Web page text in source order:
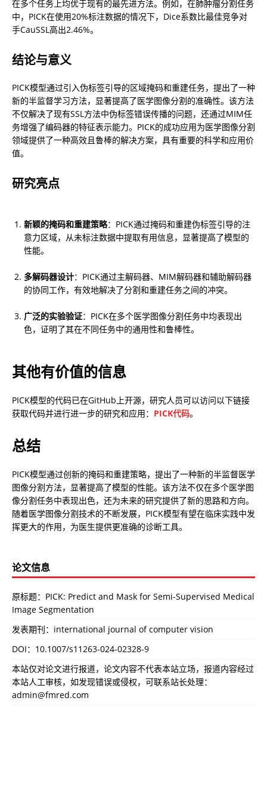
在多个任务上均优于现有的最先进方法。例如，在肺肿瘤分割任务
中，PICK在使用20%标注数据的情况下，Dice系数比最佳竞争对
手CauSSL高出2.46%。
结论与意义
PICK模型通过引入伪标签引导的区域掩码和重建任务，提出了一种
新的半监督学习方法，显著提高了医学图像分割的准确性。该方法
不仅解决了现有SSL方法中伪标签错误传播的问题，还通过MIM任
务增强了编码器的特征表示能力。PICK的成功应用为医学图像分割
领域提供了一种高效且鲁棒的解决方案，具有重要的科学和应用价
值。
研究亮点
新颖的掩码和重建策略：PICK通过掩码和重建伪标签引导的注
意力区域，从未标注数据中提取有用信息，显著提高了模型的
性能。
多解码器设计：PICK通过主解码器、MIM解码器和辅助解码器
的协同工作，有效地解决了分割和重建任务之间的冲突。
广泛的实验验证：PICK在多个医学图像分割任务中均表现出
色，证明了其在不同任务中的通用性和鲁棒性。
其他有价值的信息
PICK模型的代码已在GitHub上开源，研究人员可以访问以下链接
获取代码并进行进一步的研究和应用： PICK代码。
总结
PICK模型通过创新的掩码和重建策略，提出了一种新的半监督医学
图像分割方法，显著提高了模型的性能。该方法不仅在多个医学图
像分割任务中表现出色，还为未来的研究提供了新的思路和方向。
随着医学图像分割技术的不断发展，PICK模型有望在临床实践中发
挥更大的作用，为医生提供更准确的诊断工具。
论文信息
原标题：PICK: Predict and Mask for Semi-Supervised Medical
Image Segmentation
发表期刊：international journal of computer vision
DOI： 10.1007/s11263-024-02328-9
本站仅对论文进行报道，论文内容不代表本站立场，报道内容经过
本站人工审核，如发现错误或侵权，可联系站长处理：
admin@fmred.com